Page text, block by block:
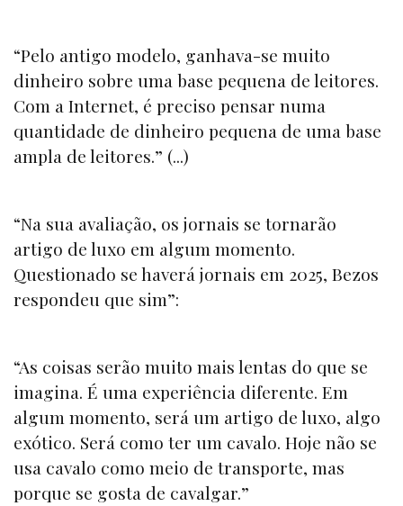
“Pelo antigo modelo, ganhava-se muito
dinheiro sobre uma base pequena de leitores.
Com a Internet, é preciso pensar numa
quantidade de dinheiro pequena de uma base
ampla de leitores.” (...)
“Na sua avaliação, os jornais se tornarão
artigo de luxo em algum momento.
Questionado se haverá jornais em 2025, Bezos
respondeu que sim”:
“As coisas serão muito mais lentas do que se
imagina. É uma experiência diferente. Em
algum momento, será um artigo de luxo, algo
exótico. Será como ter um cavalo. Hoje não se
usa cavalo como meio de transporte, mas
porque se gosta de cavalgar.”